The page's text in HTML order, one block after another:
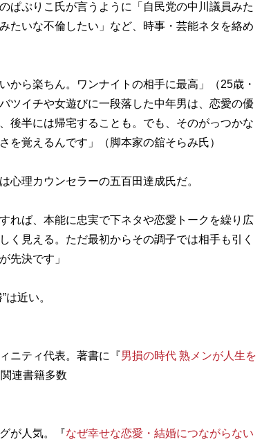
ぷりこ氏が言うように「自民党の中川議員みた
たいな不倫したい」など、時事・芸能ネタを絡め
ら楽ちん。ワンナイトの相手に最高」（25歳・
ツイチや女遊びに一段落した中年男は、恋愛の優
後半には帰宅することも。でも、そのがっつかな
を覚えるんです」（脚本家の舘そらみ氏）
理カウンセラーの五百田達成氏だ。
れば、本能に忠実で下ネタや恋愛トークを繰り広
く見える。ただ最初からその調子では相手も引く
先決です」
近い。
ニティ代表。著書に『男損の時代 熟メンが人生を
連書籍多数
が人気。『なぜ幸せな恋愛・結婚につながらない